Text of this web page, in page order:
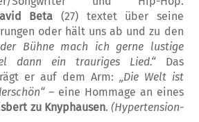
Beta (27) textet über seine
oder hält uns ab und zu den
Bühne mach ich gerne lustige
dann ein trauriges Lied.“Das
er auf dem Arm: „Die Welt ist
– eine Hommage an eines
zu Knyphausen. (Hypertension-